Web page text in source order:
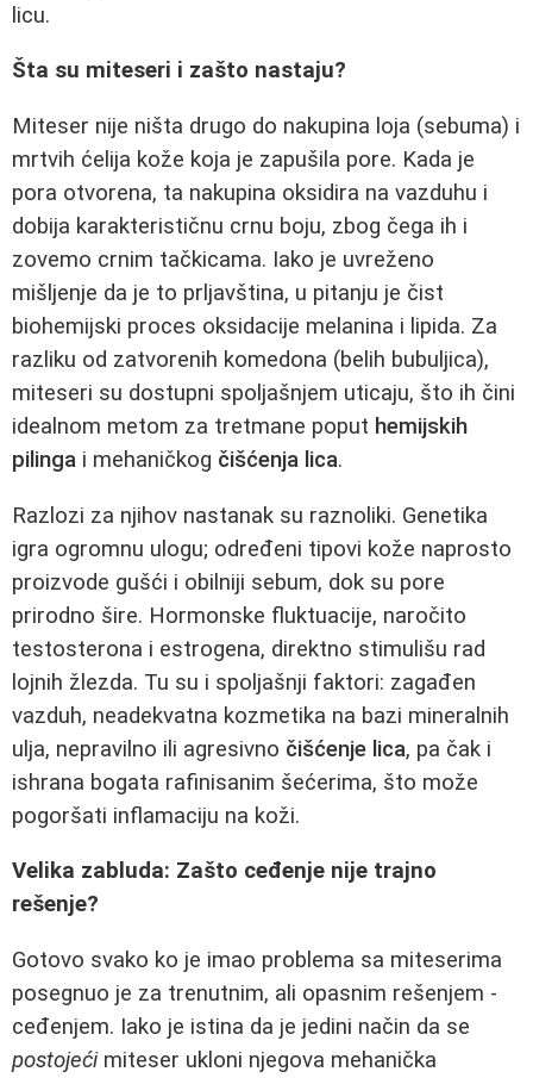
licu.
Šta su miteseri i zašto nastaju?
Miteser nije ništa drugo do nakupina loja (sebuma) i
mrtvih ćelija kože koja je zapušila pore. Kada je
pora otvorena, ta nakupina oksidira na vazduhu i
dobija karakterističnu crnu boju, zbog čega ih i
zovemo crnim tačkicama. Iako je uvreženo
mišljenje da je to prljavština, u pitanju je čist
biohemijski proces oksidacije melanina i lipida. Za
razliku od zatvorenih komedona (belih bubuljica),
miteseri su dostupni spoljašnjem uticaju, što ih čini
idealnom metom za tretmane poput hemijskih
pilinga i mehaničkog čišćenja lica.
Razlozi za njihov nastanak su raznoliki. Genetika
igra ogromnu ulogu; određeni tipovi kože naprosto
proizvode gušći i obilniji sebum, dok su pore
prirodno šire. Hormonske fluktuacije, naročito
testosterona i estrogena, direktno stimulišu rad
lojnih žlezda. Tu su i spoljašnji faktori: zagađen
vazduh, neadekvatna kozmetika na bazi mineralnih
ulja, nepravilno ili agresivno čišćenje lica, pa čak i
ishrana bogata rafinisanim šećerima, što može
pogoršati inflamaciju na koži.
Velika zabluda: Zašto ceđenje nije trajno
rešenje?
Gotovo svako ko je imao problema sa miteserima
posegnuo je za trenutnim, ali opasnim rešenjem -
ceđenjem. Iako je istina da je jedini način da se
postojećimiteser ukloni njegova mehanička